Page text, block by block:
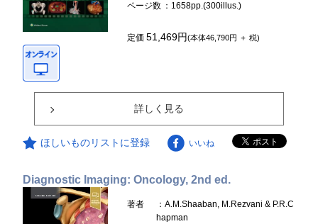
ページ数 ：1658pp.(300illus.)
定価51,469円(本体46,790円 ＋ 税)
詳しく見る
ほしいものリストに登録 いいね
Diagnostic Imaging: Oncology, 2nd ed.
著者
：A.M.Shaaban, M.Rezvani & P.R.C
hapman